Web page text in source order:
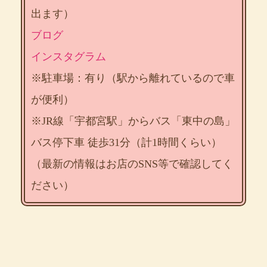
出ます）
ブログ
インスタグラム
※駐車場：有り（駅から離れているので車
が便利）
※JR線「宇都宮駅」からバス「東中の島」
バス停下車 徒歩31分（計1時間くらい）
（最新の情報はお店のSNS等で確認してく
ださい）